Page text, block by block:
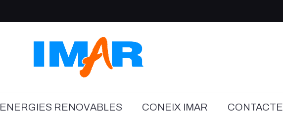
ENERGIES RENOVABLES CONEIX IMAR CONTACTE